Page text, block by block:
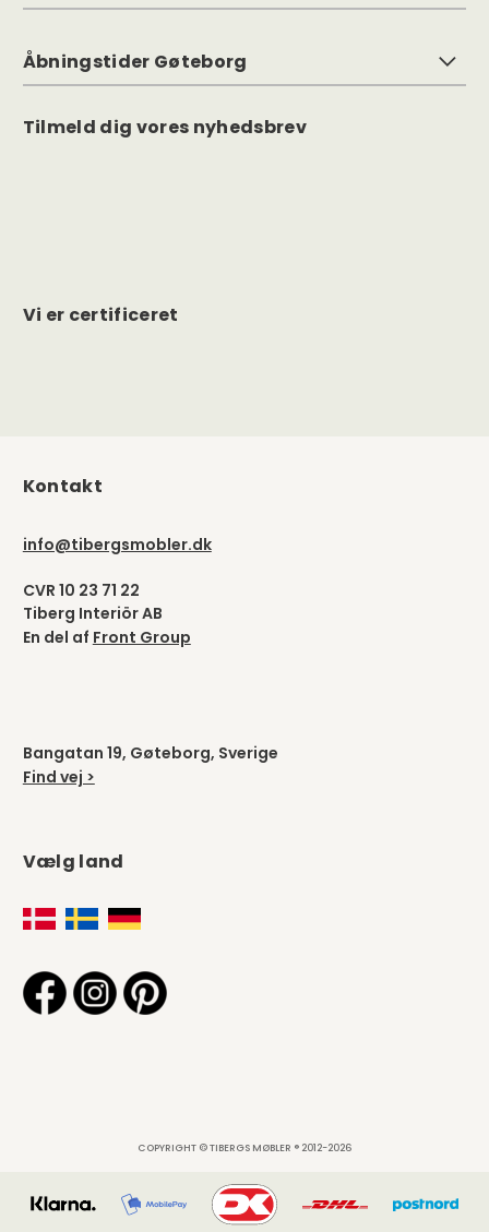
Åbningstider Gøteborg
Tilmeld dig vores nyhedsbrev
Vi er certificeret
Kontakt
info@tibergsmobler.dk
CVR 10 23 71 22
Tiberg Interiör AB
En del af Front Group
Bangatan 19, Gøteborg, Sverige
Find vej >
Vælg land
COPYRIGHT © TIBERGS MØBLER ® 2012-2026